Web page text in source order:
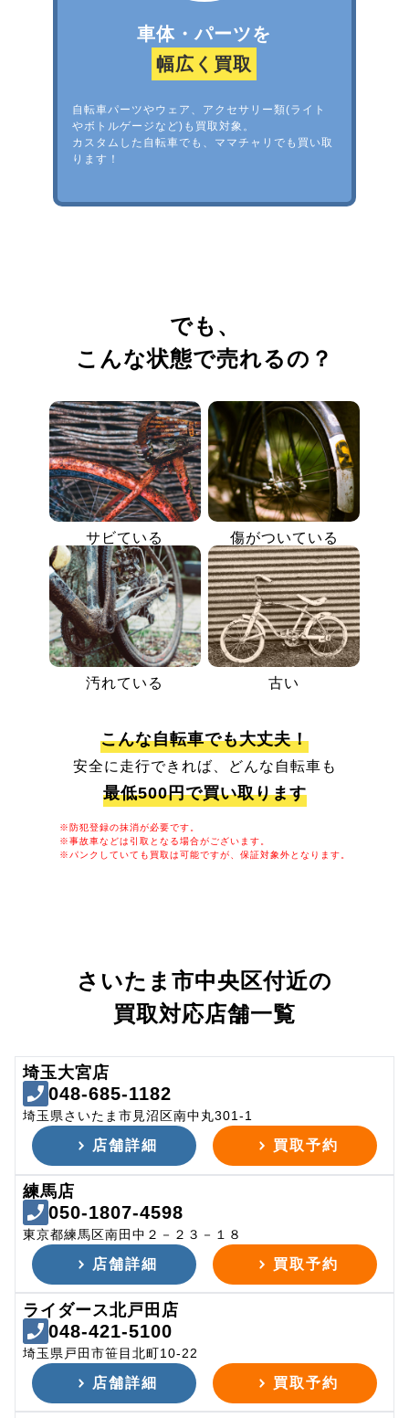
車体・パーツを
幅広く買取
自転車パーツやウェア、アクセサリー類(ライト
やボトルゲージなど)も買取対象。
カスタムした自転車でも、ママチャリでも買い取
ります！
でも、
こんな状態で売れるの？
サビている 傷がついている
汚れている 古い
こんな自転車でも大丈夫！
安全に走行できれば、どんな自転車も
最低500円で買い取ります
※防犯登録の抹消が必要です。
※事故車などは引取となる場合がございます。
※パンクしていても買取は可能ですが、保証対象外となります。
さいたま市中央区付近の
買取対応店舗一覧
埼玉大宮店
048-685-1182
埼玉県さいたま市見沼区南中丸301-1
店舗詳細 買取予約
練馬店
050-1807-4598
東京都練馬区南田中２－２３－１８
店舗詳細 買取予約
ライダース北戸田店
048-421-5100
埼玉県戸田市笹目北町10-22
店舗詳細 買取予約